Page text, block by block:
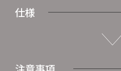
仕様